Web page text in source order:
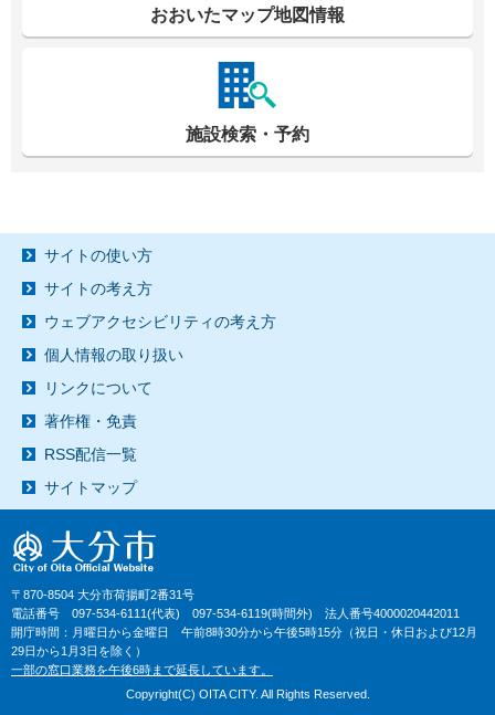
おおいたマップ地図情報
施設検索・予約
サイトの使い方
サイトの考え方
ウェブアクセシビリティの考え方
個人情報の取り扱い
リンクについて
著作権・免責
RSS配信一覧
サイトマップ
〒870-8504 大分市荷揚町2番31号
電話番号 097-534-6111(代表) 097-534-6119(時間外) 法人番号4000020442011
開庁時間：月曜日から金曜日 午前8時30分から午後5時15分（祝日・休日および12月
29日から1月3日を除く）
一部の窓口業務を午後6時まで延長しています。
Copyright(C) OITA CITY. All Rights Reserved.